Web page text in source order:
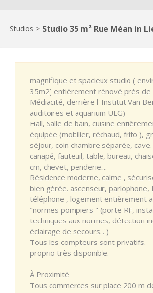
Studios > Studio 35 m² Rue Méan in
magnifique et spacieux studio (
35m2) entièrement rénové près de
Médiacité, derrière l' Institut Van
auditoires et aquarium ULG)
Hall, Salle de bain, cuisine
équipée (mobilier, réchaud, frifo ),
séjour, coin chambre séparée, cave.
canapé, fauteuil, table, bureau,
cm, chevet, penderie....
Résidence moderne, calme ,
bien gérée. ascenseur, parlophone,
téléphone , logement entièrement
"normes pompiers " (porte RF,
techniques aux normes, détection
éclairage de secours... )
Tous les compteurs sont privatifs.
proprio très disponible.
À Proximité
Tous commerces sur place 200 m